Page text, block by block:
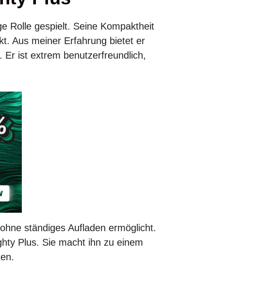
Rolle gespielt. Seine Kompaktheit
Aus meiner Erfahrung bietet er
ist extrem benutzerfreundlich,
ständiges Aufladen ermöglicht.
Plus. Sie macht ihn zu einem